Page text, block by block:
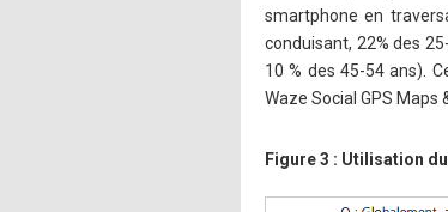
smartphone en
conduisant, 22% des
10 % des 45-54 ans).
Waze Social GPS Maps
Figure 3 : Utilisation